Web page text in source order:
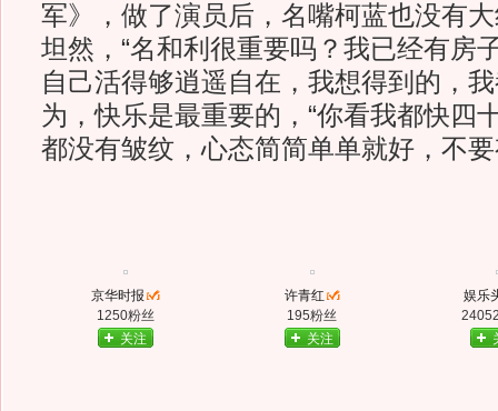
军》，做了演员后，名嘴柯蓝也没有
坦然，“名和利很重要吗？我已经有房
自己活得够逍遥自在，我想得到的，
为，快乐是最重要的，“你看我都快四
都没有皱纹，心态简简单单就好，不
京华时报
1250粉丝
关注
许青红
195粉丝
关注
娱乐